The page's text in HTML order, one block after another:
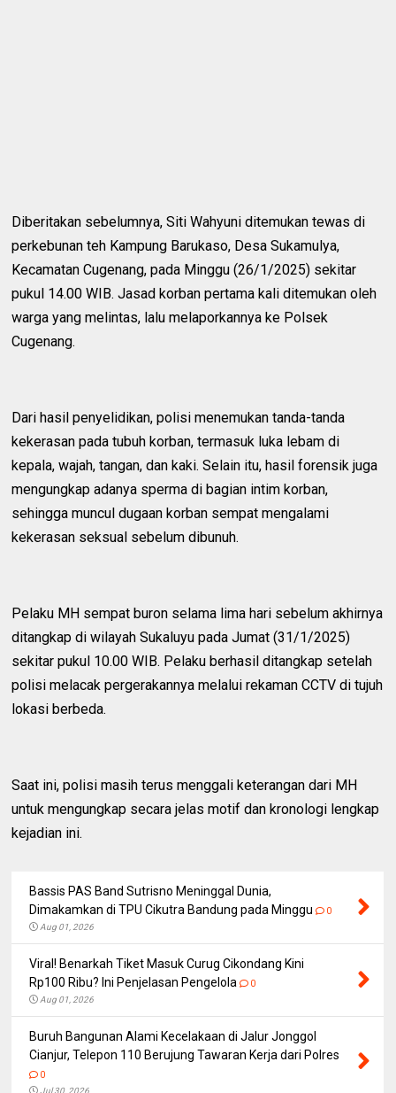
Diberitakan sebelumnya, Siti Wahyuni ditemukan tewas di
perkebunan teh Kampung Barukaso, Desa Sukamulya,
Kecamatan Cugenang, pada Minggu (26/1/2025) sekitar
pukul 14.00 WIB. Jasad korban pertama kali ditemukan oleh
warga yang melintas, lalu melaporkannya ke Polsek
Cugenang.
Dari hasil penyelidikan, polisi menemukan tanda-tanda
kekerasan pada tubuh korban, termasuk luka lebam di
kepala, wajah, tangan, dan kaki. Selain itu, hasil forensik juga
mengungkap adanya sperma di bagian intim korban,
sehingga muncul dugaan korban sempat mengalami
kekerasan seksual sebelum dibunuh.
Pelaku MH sempat buron selama lima hari sebelum akhirnya
ditangkap di wilayah Sukaluyu pada Jumat (31/1/2025)
sekitar pukul 10.00 WIB. Pelaku berhasil ditangkap setelah
polisi melacak pergerakannya melalui rekaman CCTV di tujuh
lokasi berbeda.
Saat ini, polisi masih terus menggali keterangan dari MH
untuk mengungkap secara jelas motif dan kronologi lengkap
kejadian ini.
Bassis PAS Band Sutrisno Meninggal Dunia,
Dimakamkan di TPU Cikutra Bandung pada Minggu
0
Aug 01, 2026
Viral! Benarkah Tiket Masuk Curug Cikondang Kini
Rp100 Ribu? Ini Penjelasan Pengelola
0
Aug 01, 2026
Buruh Bangunan Alami Kecelakaan di Jalur Jonggol
Cianjur, Telepon 110 Berujung Tawaran Kerja dari Polres
0
Jul 30, 2026